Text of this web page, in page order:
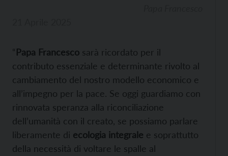
“Papa Francesco sarà ricordato per il
contributo essenziale e determinante rivolto al
cambiamento del nostro modello economico e
all’impegno per la pace. Se oggi guardiamo con
rinnovata speranza alla riconciliazione
dell’umanità con il creato, se possiamo parlare
liberamente di ecologia integrale e soprattutto
della necessità di voltare le spalle al